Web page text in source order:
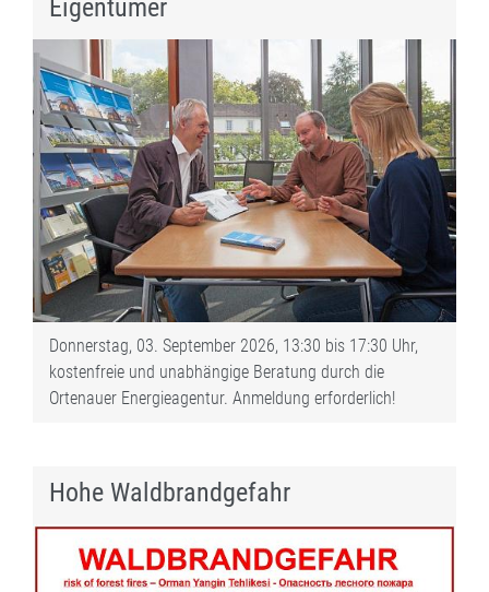
Eigentümer
Donnerstag, 03. September 2026, 13:30 bis 17:30 Uhr,
kostenfreie und unabhängige Beratung durch die
Ortenauer Energieagentur. Anmeldung erforderlich!
Hohe Waldbrandgefahr